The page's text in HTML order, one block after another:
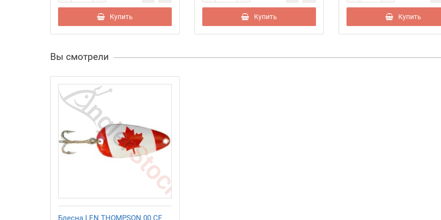
Купить Купить Купить
Вы смотрели
Блесна LEN THOMPSON 00 CE